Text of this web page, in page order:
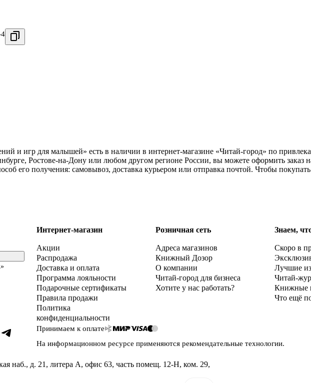
и игр для малышей» есть в наличии в интернет-магазине «Читай-город» по
Ростове-на-Дону или любом другом регионе России, вы можете оформить заказ
его получения: самовывоз, доставка курьером или отправка почтой. Чтобы
Интернет-магазин
Акции
Распродажа
Доставка и оплата
Программа лояльности
Подарочные сертификаты
Правила продажи
Политика
конфиденциальности
Розничная сеть
Адреса магазинов
Книжный Дозор
О компании
Читай-город для бизнеса
Хотите у нас работать?
Знаем,
Скоро в
Лучшие
Читай-
Книжные
Что ещё
Принимаем к оплате
На информационном ресурсе применяются рекомендательные технологии.
наб., д. 21, литера А, офис 63, часть помещ. 12-Н, ком. 29,